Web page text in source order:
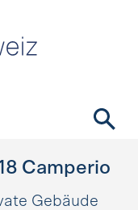
Camperio
Gebäude